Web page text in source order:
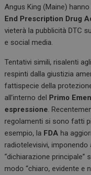
Angus King (Maine)
End Prescription Drug
vieterà la pubblicità DTC
e social media.
Tentativi simili, risalenti
respinti dalla giustizia
fattispecie della
all’interno del Primo
espressione.
regolamenti si sono fatti
esempio, la FDA ha
radiotelevisivi, imponendo
“dichiarazione principale”
modo “chiaro, evidente e